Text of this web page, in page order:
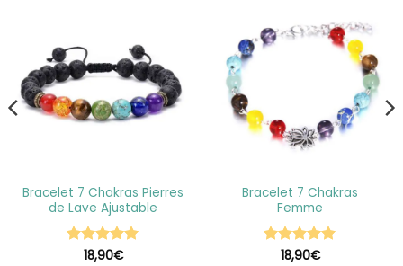
Bracelet 7 Chakras Pierres
de Lave Ajustable
Note5sur
18,90€
Bracelet 7 Chakras
Femme
Note5sur
18,90€